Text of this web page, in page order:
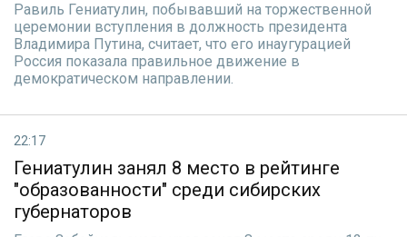
Равиль Гениатулин, побывавший на торжественной
церемонии вступления в должность президента
Владимира Путина, считает, что его инаугурацией
Россия показала правильное движение в
демократическом направлении.
22:17
Гениатулин занял 8 место в рейтинге
"образованности" среди сибирских
губернаторов